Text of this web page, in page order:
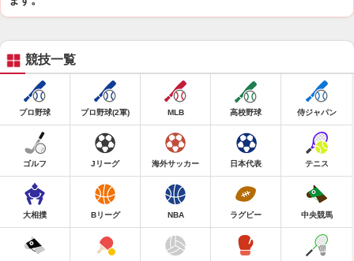
競技一覧
プロ野球 プロ野球(2軍) MLB 高校野球 侍ジャパン
ゴルフ Jリーグ 海外サッカー 日本代表 テニス
大相撲 Bリーグ NBA ラグビー 中央競馬